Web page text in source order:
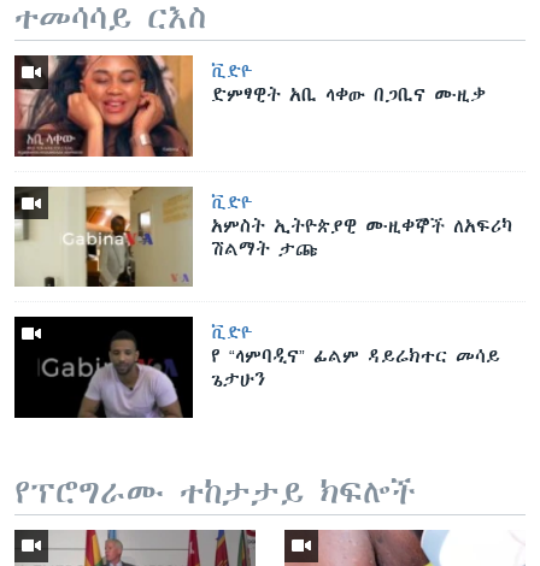
ተመሳሳይ ርእስ
ቪድዮ
ድምፃዊት አቢ ላቀው በጋቢና ሙዚቃ
ቪድዮ
አምስት ኢትዮጵያዊ ሙዚቀኞች ለአፍሪካ
ሽልማት ታጩ
ቪድዮ
የ “ላምባዲና” ፊልም ዳይሬክተር መሳይ
ጌታሁን
የፕሮግራሙ ተከታታይ ክፍሎች